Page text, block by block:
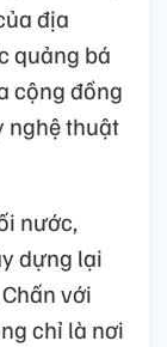
địa
quảng bá
cộng đồng
nghệ thuật
nước,
dựng lại
với
chỉ là nơi